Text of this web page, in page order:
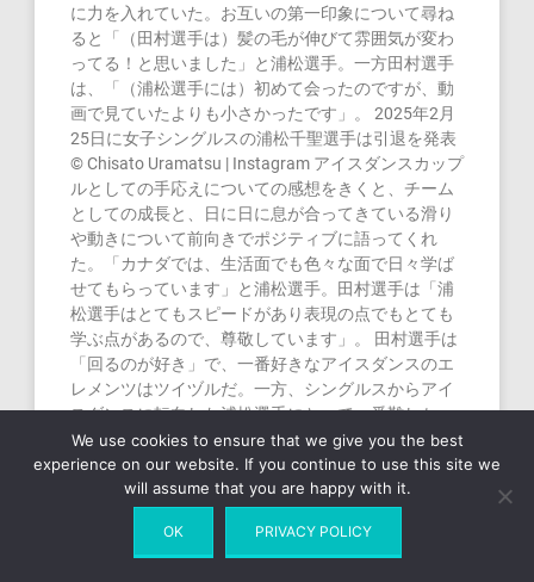
に力を入れていた。お互いの第一印象について尋ね
ると「（田村選手は）髪の毛が伸びて雰囲気が変わ
ってる！と思いました」と浦松選手。一方田村選手
は、「（浦松選手には）初めて会ったのですが、動
画で見ていたよりも小さかったです」。 2025年2月
25日に女子シングルスの浦松千聖選手は引退を発表
© Chisato Uramatsu | Instagram アイスダンスカップ
ルとしての手応えについての感想をきくと、チーム
としての成長と、日に日に息が合ってきている滑り
や動きについて前向きでポジティブに語ってくれ
た。「カナダでは、生活面でも色々な面で日々学ば
せてもらっています」と浦松選手。田村選手は「浦
松選手はとてもスピードがあり表現の点でもとても
学ぶ点があるので、尊敬しています」。 田村選手は
「回るのが好き」で、一番好きなアイスダンスのエ
レメンツはツイヅルだ。一方、シングルスからアイ
スダンスに転向した浦松選手にとって一番難しかっ
たのは、まさに そのツイヅル：「シングルの時、ス
テップがあまり好きではなくて苦手な上に、そこか
ら目を背けてきて練習をあまりしていなかったので
きなエレメンツはステップシークエンスで、「1人で
ステップを踏む時よりもスムーズに滑れる感覚がと
We use cookies to ensure that we give you the best
experience on our website. If you continue to use this site we
will assume that you are happy with it.
OK PRIVACY POLICY